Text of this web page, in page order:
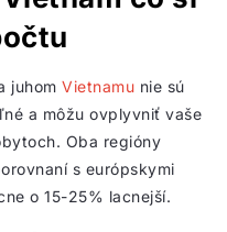
juhom Vietnamu nie sú
a môžu ovplyvniť vaše
Oba regióny
s európskymi
o 15-25% lacnejší.